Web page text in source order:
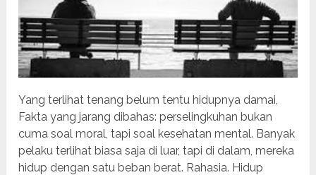
Yang terlihat tenang belum tentu hidupnya damai,
Fakta yang jarang dibahas: perselingkuhan bukan
cuma soal moral, tapi soal kesehatan mental. Banyak
pelaku terlihat biasa saja di luar, tapi di dalam, mereka
hidup dengan satu beban berat. Rahasia. Hidup